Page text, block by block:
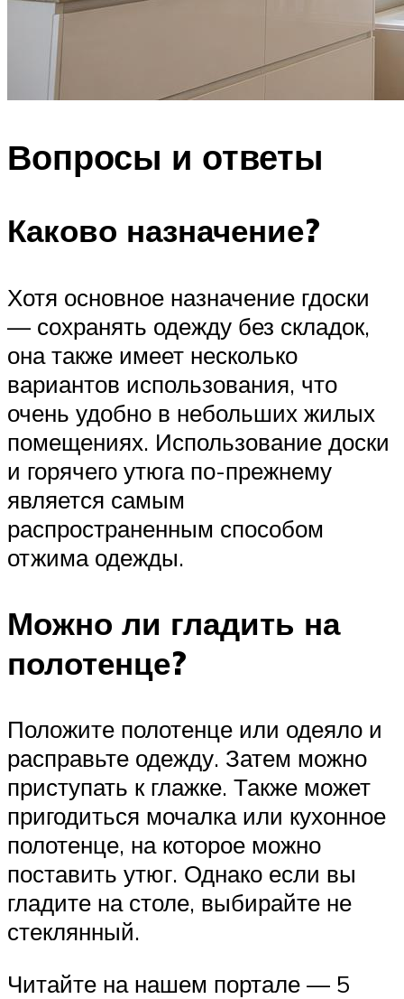
Вопросы и ответы
Каково назначение?
Хотя основное назначение гдоски
— сохранять одежду без складок,
она также имеет несколько
вариантов использования, что
очень удобно в небольших жилых
помещениях. Использование доски
и горячего утюга по-прежнему
является самым
распространенным способом
отжима одежды.
Можно ли гладить на
полотенце?
Положите полотенце или одеяло и
расправьте одежду. Затем можно
приступать к глажке. Также может
пригодиться мочалка или кухонное
полотенце, на которое можно
поставить утюг. Однако если вы
гладите на столе, выбирайте не
стеклянный.
Читайте на нашем портале — 5